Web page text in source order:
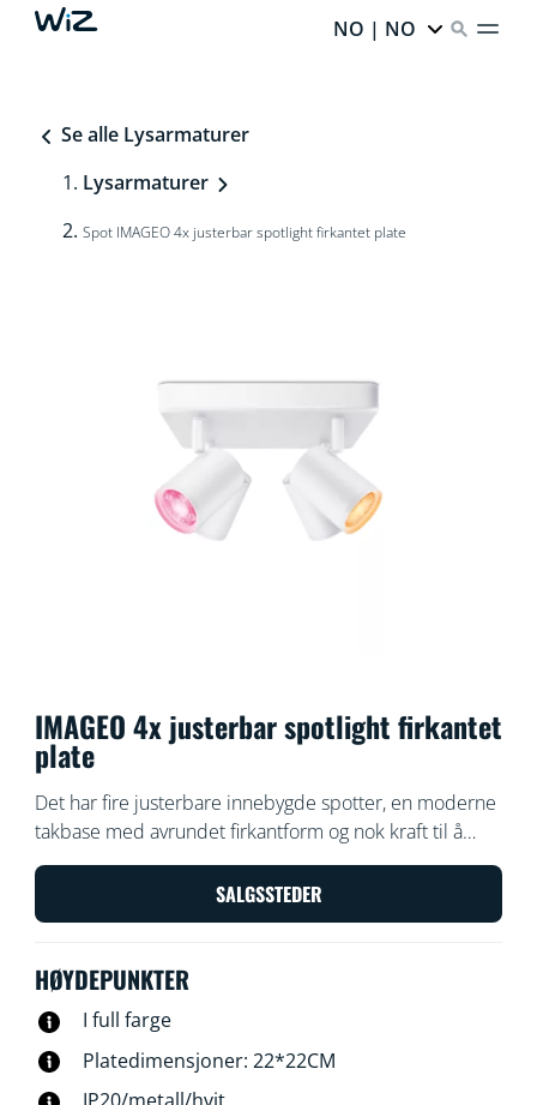
NO | NO
Se alle Lysarmaturer
Lysarmaturer
Spot IMAGEO 4x justerbar spotlight firkantet plate
IMAGEO 4x justerbar spotlight firkantet
plate
Det har fire justerbare innebygde spotter, en moderne
takbase med avrundet firkantform og nok kraft til å
bade rommet med lys og farger i alle retninger. Med
den påbygde spotarmaturen kan du velge det perfekte
lyset til alle aktiviteter.
SALGSSTEDER
HØYDEPUNKTER
I full farge
Platedimensjoner: 22*22CM